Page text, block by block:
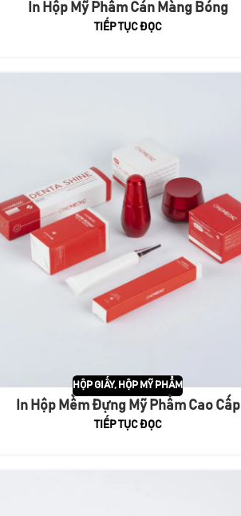
In Hộp Mỹ Phẩm Cán Màng Bóng
TIẾP TỤC ĐỌC
HỘP GIẤY, HỘP MỸ PHẨM
In Hộp Mềm Đựng Mỹ Phẩm Cao Cấp
TIẾP TỤC ĐỌC